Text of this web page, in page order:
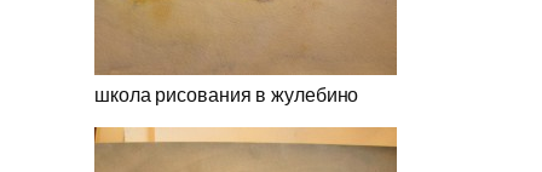
школа рисования в жулебино